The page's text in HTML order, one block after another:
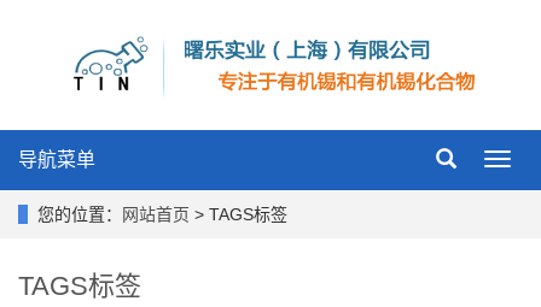
导航菜单
您的位置： 网站首页 > TAGS标签
TAGS标签